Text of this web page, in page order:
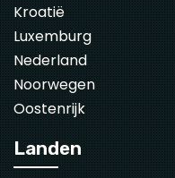
Kroatië
Luxemburg
Nederland
Noorwegen
Oostenrijk
Landen